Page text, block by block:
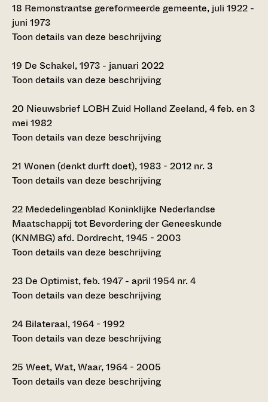
18 Remonstrantse gereformeerde gemeente, juli 1922 -
juni 1973
Toon details van deze beschrijving
19 De Schakel, 1973 - januari 2022
Toon details van deze beschrijving
20 Nieuwsbrief LOBH Zuid Holland Zeeland, 4 feb. en 3
mei 1982
Toon details van deze beschrijving
21 Wonen (denkt durft doet), 1983 - 2012 nr. 3
Toon details van deze beschrijving
22 Mededelingenblad Koninklijke Nederlandse
Maatschappij tot Bevordering der Geneeskunde
(KNMBG) afd. Dordrecht, 1945 - 2003
Toon details van deze beschrijving
23 De Optimist, feb. 1947 - april 1954 nr. 4
Toon details van deze beschrijving
24 Bilateraal, 1964 - 1992
Toon details van deze beschrijving
25 Weet, Wat, Waar, 1964 - 2005
Toon details van deze beschrijving